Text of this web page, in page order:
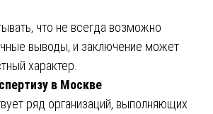
что не всегда возможно
выводы, и заключение может
характер.
в Москве
ряд организаций, выполняющих